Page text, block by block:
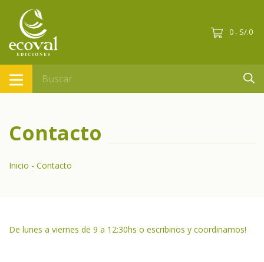
0 - S/.0
Contacto
Inicio - Contacto
De lunes a viernes de 9 a 12:30hs o escribinos y coordinamos!